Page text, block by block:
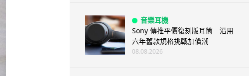
音樂耳機
Sony 傳推平價復刻版耳筒 沿用
六年舊款規格挑戰加價潮
08.08.2026